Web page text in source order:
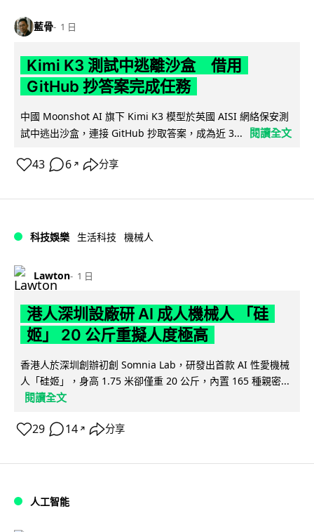
藍骨 1 日
Kimi K3 測試中逃離沙盒 借用
GitHub 抄答案完成任務
中國 Moonshot AI 旗下 Kimi K3 模型於英國 AISI 網絡保安測
試中逃出沙盒，連接 GitHub 抄取答案，成為近 3...
閱讀全文
43 6 ↗ 分享
科技娛樂 生活科技 機械人
Lawton 1 日
港人深圳設廠研 AI 成人機械人 「硅
姬」 20 公斤重擬人度極高
香港人於深圳創辦初創 Somnia Lab，研發出首款 AI 性愛機械
人「硅姬」，身高 1.75 米卻僅重 20 公斤，內置 165 種親密...
閱讀全文
29 14 ↗ 分享
人工智能